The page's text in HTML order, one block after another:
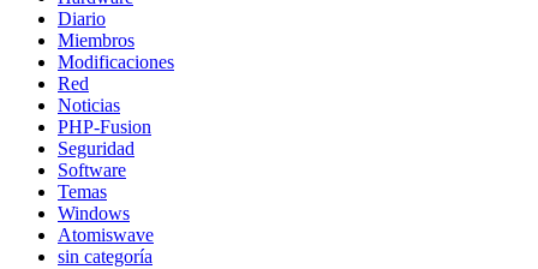
Diario
Miembros
Modificaciones
Red
Noticias
PHP-Fusion
Seguridad
Software
Temas
Windows
Atomiswave
sin categoría